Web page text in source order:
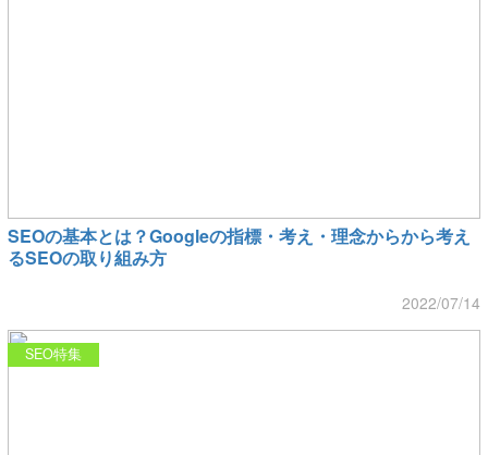
SEOの基本とは？Googleの指標・考え・理念からから考え
るSEOの取り組み方
2022/07/14
SEO特集